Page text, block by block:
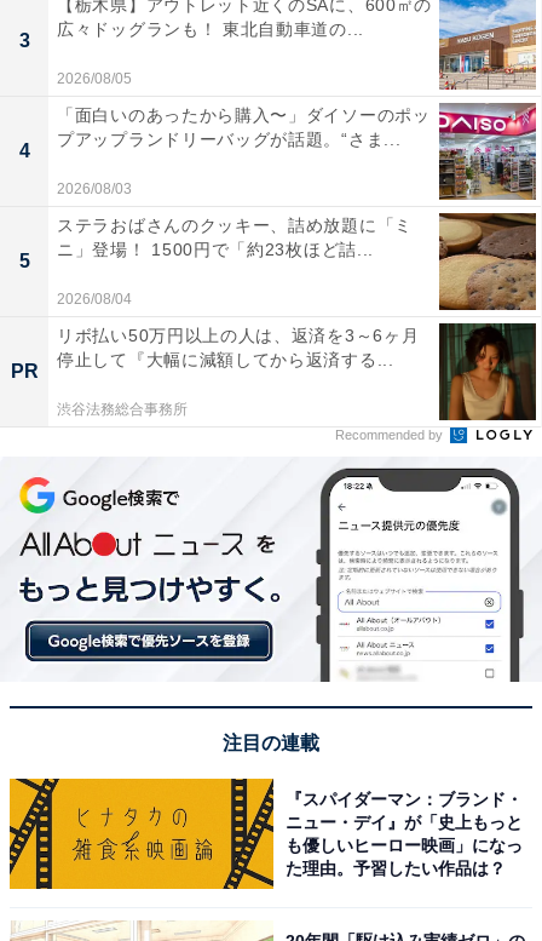
3
【栃木県】アウトレット近くのSAに、600㎡の
広々ドッグランも！ 東北自動車道の...
2026/08/05
4
「面白いのあったから購入〜」ダイソーのポッ
プアップランドリーバッグが話題。“さま...
2026/08/03
5
ステラおばさんのクッキー、詰め放題に「ミ
ニ」登場！ 1500円で「約23枚ほど詰...
2026/08/04
PR
リボ払い50万円以上の人は、返済を3～6ヶ月
停止して『大幅に減額してから返済する...
渋谷法務総合事務所
Recommended by
注目の連載
『スパイダーマン：ブランド・
ニュー・デイ』が「史上もっと
も優しいヒーロー映画」になっ
た理由。予習したい作品は？